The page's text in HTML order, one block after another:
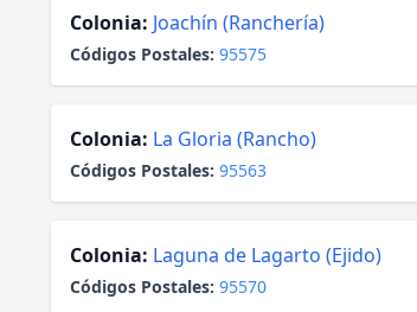
Colonia: Joachín (Ranchería)
Códigos Postales: 95575
Colonia: La Gloria (Rancho)
Códigos Postales: 95563
Colonia: Laguna de Lagarto (Ejido)
Códigos Postales: 95570